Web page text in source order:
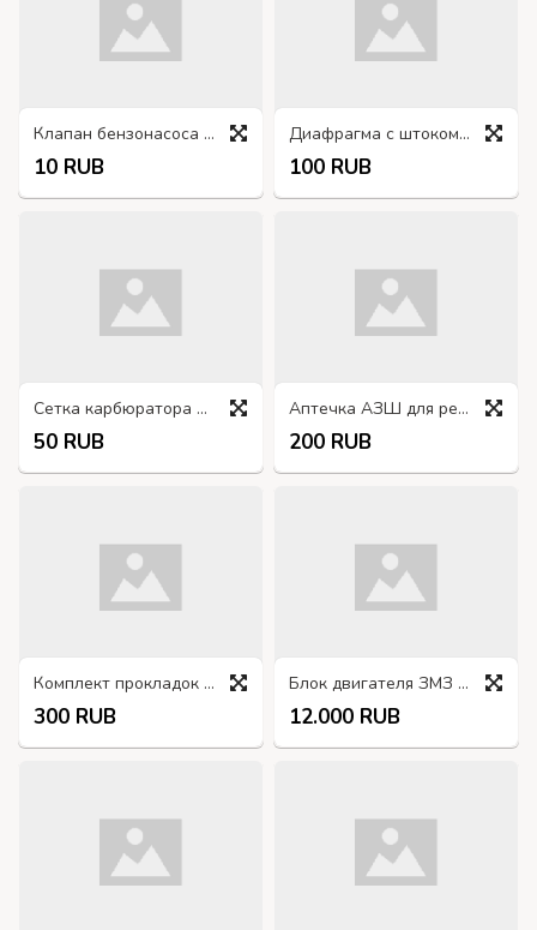
Клапан бензонасоса 130-1106026
10 RUB
Диафрагма с штоком 130-1107515
100 RUB
Сетка карбюратора К53-1107375
50 RUB
Аптечка АЗШ для ремонта пневматических шин
200 RUB
Комплект прокладок впускного коллектора 66-1008079
300 RUB
Блок двигателя ЗМЗ 4022-1002015
12.000 RUB